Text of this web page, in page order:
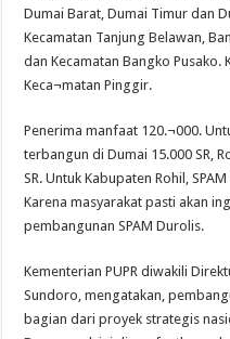
Dumai Barat, Dumai Timur dan
Kecamatan Tanjung Belawan,
dan Kecamatan Bangko Pusako.
Keca¬matan Pinggir.
Penerima manfaat 120.¬000.
terbangun di Dumai 15.000 SR,
SR. Untuk Kabupaten Rohil,
Karena masyarakat pasti akan
pembangunan SPAM Durolis.
Kementerian PUPR diwakili
Sundoro, mengatakan,
bagian dari proyek strategis